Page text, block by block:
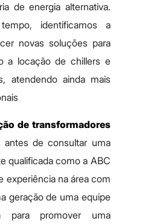
de energia alternativa.
identificamos a
novas soluções para
a locação de chillers e
atendendo ainda mais
de transformadores
antes de consultar uma
qualificada como a ABC
experiência na área com
geração de uma equipe
para promover uma